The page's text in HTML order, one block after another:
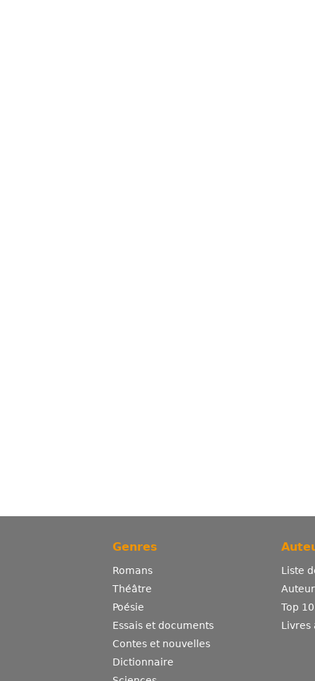
Genres
Romans
Théâtre
Poésie
Essais et documents
Contes et nouvelles
Dictionnaire
Liste
Top
Livres